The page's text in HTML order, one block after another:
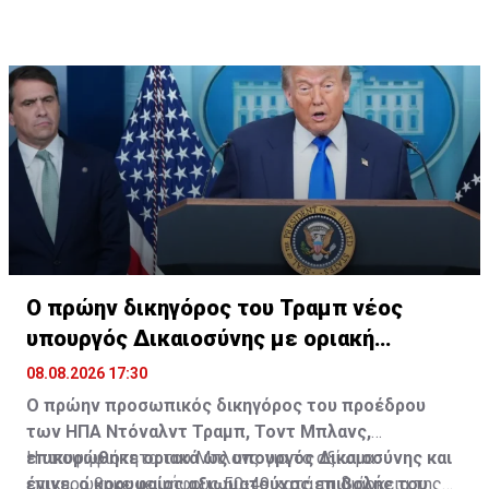
Ο πρώην δικηγόρος του Τραμπ νέος
υπουργός Δικαιοσύνης με οριακή
πλειοψηφία
08.08.2026 17:30
Ο πρώην προσωπικός δικηγόρος του προέδρου
των ΗΠΑ Ντόναλντ Τραμπ, Τοντ Μπλανς,
επικυρώθηκε οριακά ως υπουργός Δικαιοσύνης και
έγινε ο κορυφαίος αξιωματούχος επιβολής του
Η υποψηφιότητα του Μπλανς για το αξίωμα
επικυρώθηκε με ψήφους 50-49 κατά τη διάρκεια της